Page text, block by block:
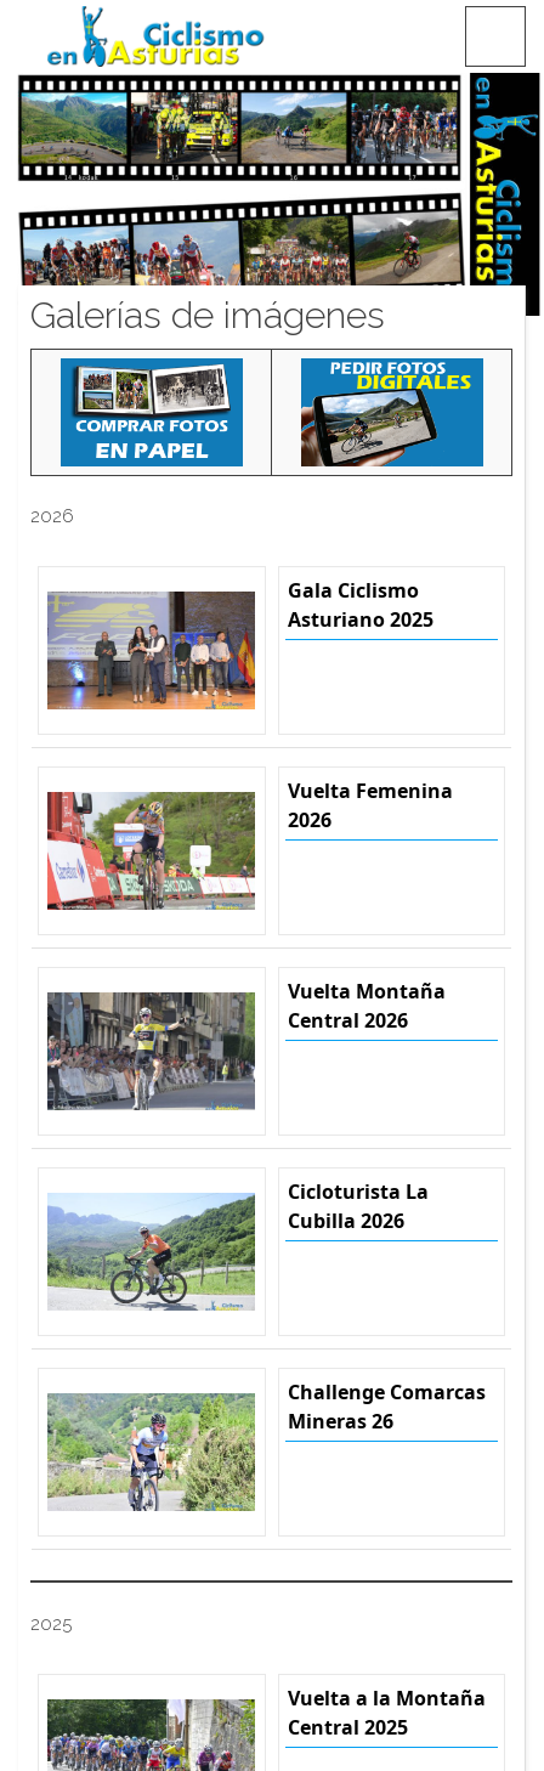
CICLISMO EN ASTURIAS
Galerías de imágenes
2026
Gala Ciclismo
Asturiano 2025
Vuelta Femenina
2026
Vuelta Montaña
Central 2026
Cicloturista La
Cubilla 2026
Challenge Comarcas
Mineras 26
2025
Vuelta a la Montaña
Central 2025